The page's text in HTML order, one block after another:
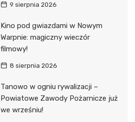
9 sierpnia 2026
Kino pod gwiazdami w Nowym
Warpnie: magiczny wieczór
filmowy!
8 sierpnia 2026
Tanowo w ogniu rywalizacji –
Powiatowe Zawody Pożarnicze już
we wrześniu!